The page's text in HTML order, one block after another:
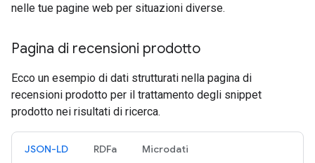
nelle tue pagine web per situazioni diverse.
Pagina di recensioni prodotto
Ecco un esempio di dati strutturati nella pagina di
recensioni prodotto per il trattamento degli snippet
prodotto nei risultati di ricerca.
JSON-LD RDFa Microdati